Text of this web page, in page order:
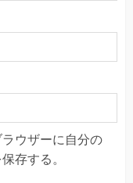
ウザーに自分の
存する。